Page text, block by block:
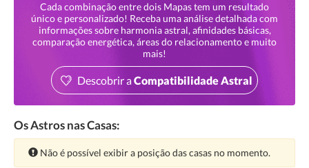
Cada combinação entre dois Mapas tem um resultado
único e personalizado! Receba uma análise detalhada com
informações sobre harmonia astral, afinidades básicas,
comparação energética, áreas do relacionamento e muito
mais!
Descobrir aCompatibilidade Astral
Os Astros nas Casas:
Atenção:
Não é possível exibir a posição das casas no momento.